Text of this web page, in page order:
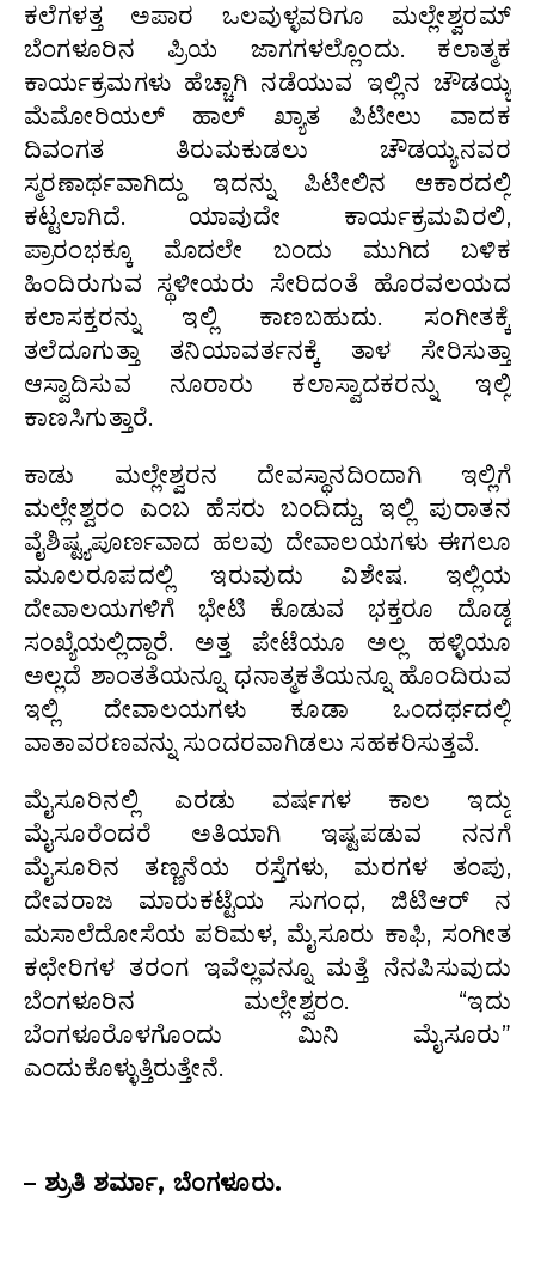
ಕಲೆಗಳತ್ತ ಅಪಾರ ಒಲವುಳ್ಳವರಿಗೂ ಮಲ್ಲೇಶ್ವರಮ್
ಬೆಂಗಳೂರಿನ ಪ್ರಿಯ ಜಾಗಗಳಲ್ಲೊಂದು. ಕಲಾತ್ಮಕ
ಕಾರ್ಯಕ್ರಮಗಳು ಹೆಚ್ಚಾಗಿ ನಡೆಯುವ ಇಲ್ಲಿನ ಚೌಡಯ್ಯ
ಮೆಮೋರಿಯಲ್ ಹಾಲ್ ಖ್ಯಾತ ಪಿಟೀಲು ವಾದಕ
ದಿವಂಗತ ತಿರುಮಕುಡಲು ಚೌಡಯ್ಯನವರ
ಸ್ಮರಣಾರ್ಥವಾಗಿದ್ದು ಇದನ್ನು ಪಿಟೀಲಿನ ಆಕಾರದಲ್ಲಿ
ಕಟ್ಟಲಾಗಿದೆ. ಯಾವುದೇ ಕಾರ್ಯಕ್ರಮವಿರಲಿ,
ಪ್ರಾರಂಭಕ್ಕೂ ಮೊದಲೇ ಬಂದು ಮುಗಿದ ಬಳಿಕ
ಹಿಂದಿರುಗುವ ಸ್ಥಳೀಯರು ಸೇರಿದಂತೆ ಹೊರವಲಯದ
ಕಲಾಸಕ್ತರನ್ನು ಇಲ್ಲಿ ಕಾಣಬಹುದು. ಸಂಗೀತಕ್ಕೆ
ತಲೆದೂಗುತ್ತಾ ತನಿಯಾವರ್ತನಕ್ಕೆ ತಾಳ ಸೇರಿಸುತ್ತಾ
ಆಸ್ವಾದಿಸುವ ನೂರಾರು ಕಲಾಸ್ವಾದಕರನ್ನು ಇಲ್ಲಿ
ಕಾಣಸಿಗುತ್ತಾರೆ.
ಕಾಡು ಮಲ್ಲೇಶ್ವರನ ದೇವಸ್ಥಾನದಿಂದಾಗಿ ಇಲ್ಲಿಗೆ
ಮಲ್ಲೇಶ್ವರಂ ಎಂಬ ಹೆಸರು ಬಂದಿದ್ದು, ಇಲ್ಲಿ ಪುರಾತನ
ವೈಶಿಷ್ಟ್ಯಪೂರ್ಣವಾದ ಹಲವು ದೇವಾಲಯಗಳು ಈಗಲೂ
ಮೂಲರೂಪದಲ್ಲಿ ಇರುವುದು ವಿಶೇಷ. ಇಲ್ಲಿಯ
ದೇವಾಲಯಗಳಿಗೆ ಭೇಟಿ ಕೊಡುವ ಭಕ್ತರೂ ದೊಡ್ಡ
ಸಂಖ್ಯೆಯಲ್ಲಿದ್ದಾರೆ. ಅತ್ತ ಪೇಟೆಯೂ ಅಲ್ಲ ಹಳ್ಳಿಯೂ
ಅಲ್ಲದೆ ಶಾಂತತೆಯನ್ನೂ ಧನಾತ್ಮಕತೆಯನ್ನೂ ಹೊಂದಿರುವ
ಇಲ್ಲಿ ದೇವಾಲಯಗಳು ಕೂಡಾ ಒಂದರ್ಥದಲ್ಲಿ
ವಾತಾವರಣವನ್ನು ಸುಂದರವಾಗಿಡಲು ಸಹಕರಿಸುತ್ತವೆ.
ಮೈಸೂರಿನಲ್ಲಿ ಎರಡು ವರ್ಷಗಳ ಕಾಲ ಇದ್ದು
ಮೈಸೂರೆಂದರೆ ಅತಿಯಾಗಿ ಇಷ್ಟಪಡುವ ನನಗೆ
ಮೈಸೂರಿನ ತಣ್ಣನೆಯ ರಸ್ತೆಗಳು, ಮರಗಳ ತಂಪು,
ದೇವರಾಜ ಮಾರುಕಟ್ಟೆಯ ಸುಗಂಧ, ಜಿಟಿಆರ್ ನ
ಮಸಾಲೆದೋಸೆಯ ಪರಿಮಳ, ಮೈಸೂರು ಕಾಫಿ, ಸಂಗೀತ
ಕಛೇರಿಗಳ ತರಂಗ ಇವೆಲ್ಲವನ್ನೂ ಮತ್ತೆ ನೆನಪಿಸುವುದು
ಬೆಂಗಳೂರಿನ ಮಲ್ಲೇಶ್ವರಂ. “ಇದು
ಬೆಂಗಳೂರೊಳಗೊಂದು ಮಿನಿ ಮೈಸೂರು”
ಎಂದುಕೊಳ್ಳುತ್ತಿರುತ್ತೇನೆ.
– ಶ್ರುತಿ ಶರ್ಮಾ, ಬೆಂಗಳೂರು.